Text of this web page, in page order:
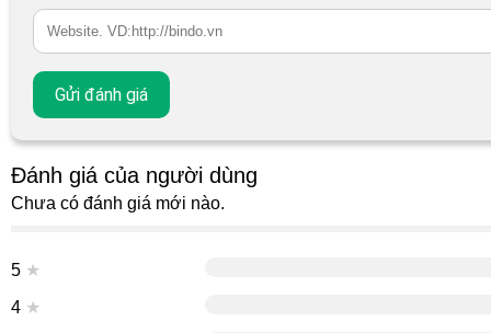
Đánh giá của người dùng
Chưa có đánh giá mới nào.
5 ★
4 ★